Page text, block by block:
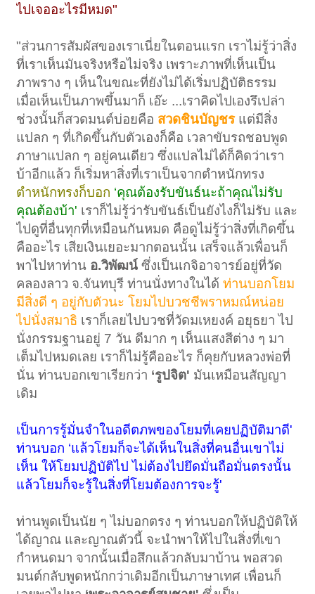
ไปเจออะไรมีหมด"
"ส่วนการสัมผัสของเราเนี่ยในตอนแรก เราไม่รู้ว่าสิ่ง
ที่เราเห็นมันจริงหรือไม่จริง เพราะภาพที่เห็นเป็น
ภาพราง ๆ เห็นในขณะที่ยังไม่ได้เริ่มปฏิบัติธรรม
เมื่อเห็นเป็นภาพขึ้นมาก็ เอ๊ะ ...เราคิดไปเองรึเปล่า
ช่วงนั้นก็สวดมนต์บ่อยคือ สวดชินบัญชรแต่มีสิ่ง
แปลก ๆ ที่เกิดขึ้นกับตัวเองก็คือ เวลาขับรถชอบพูด
ภาษาแปลก ๆ อยู่คนเดียว ซึ่งแปลไม่ได้ก็คิดว่าเรา
บ้าอีกแล้ว ก็เริ่มหาสิ่งที่เราเป็นจากตำหนักทรง
ตำหนักทรงก็บอก ‘คุณต้องรับขันธ์นะถ้าคุณไม่รับ
คุณต้องบ้า' เราก็ไม่รู้ว่ารับขันธ์เป็นยังไงก็ไม่รับ และ
ไปดูที่อื่นทุกที่เหมือนกันหมด คือดูไม่รู้ว่าสิ่งที่เกิดขึ้น
คืออะไร เสียเงินเยอะมากตอนนั้น เสร็จแล้วเพื่อนก็
พาไปหาท่าน อ.วิพัฒน์ ซึ่งเป็นเกจิอาจารย์อยู่ที่วัด
คลองลาว จ.จันทบุรี ท่านนั่งทางในได้ท่านบอกโยม
มีสิ่งดี ๆ อยู่กับตัวนะ โยมไปบวชชีพราหมณ์หน่อย
ไปนั่งสมาธิ เราก็เลยไปบวชที่วัดมเหยงค์ อยุธยา ไป
นั่งกรรมฐานอยู่ 7 วัน ดีมาก ๆ เห็นแสงสีต่าง ๆ มา
เต็มไปหมดเลย เราก็ไม่รู้คืออะไร ก็คุยกับหลวงพ่อที่
นั่น ท่านบอกเขาเรียกว่า ‘รูปจิต' มันเหมือนสัญญา
เดิม
เป็นการรู้มั่นจำในอดีตภพของโยมที่เคยปฏิบัติมาดี'
ท่านบอก ‘แล้วโยมก็จะได้เห็นในสิ่งที่คนอื่นเขาไม่
เห็น ให้โยมปฏิบัติไป ไม่ต้องไปยึดมั่นถือมั่นตรงนั้น
แล้วโยมก็จะรู้ในสิ่งที่โยมต้องการจะรู้'
ท่านพูดเป็นนัย ๆ ไม่บอกตรง ๆ ท่านบอกให้ปฏิบัติให้
ได้ญาณ และญาณตัวนี้ จะนำพาให้ไปในสิ่งที่เขา
กำหนดมา จากนั้นเมื่อสึกแล้วกลับมาบ้าน พอสวด
มนต์กลับพูดหนักกว่าเดิมอีกเป็นภาษาเทศ เพื่อนก็